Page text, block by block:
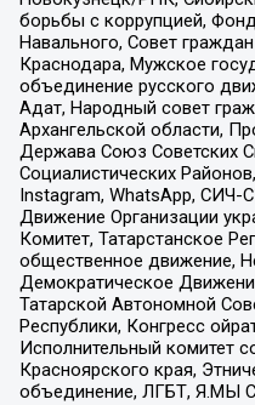
борьбы с коррупцией,
Навального, Совет
Краснодара, Мужское
объединение русского
Адат, Народный совет
Архангельской области,
Держава Союз Советских
Социалистических
Instagram, WhatsApp, СИЧ-
Движение Организации
Комитет, Татарстанское
общественное движение,
Демократическое
Татарской Автономной
Республики, Конгресс
Исполнительный комитет
Красноярского края,
объединение, ЛГБТ, Я.МЫ